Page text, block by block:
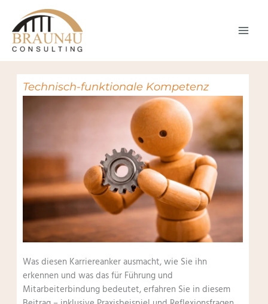
Inhalt
springen
Technisch-funktionale Kompetenz
Was diesen Karriereanker ausmacht, wie Sie ihn
erkennen und was das für Führung und
Mitarbeiterbindung bedeutet, erfahren Sie in diesem